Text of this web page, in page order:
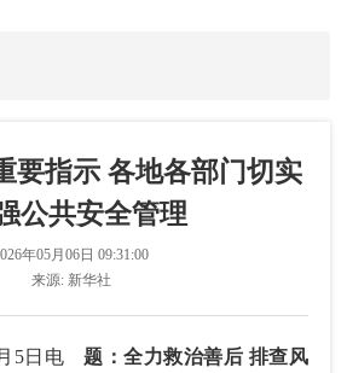
要指示 各地各部门切实
公共安全管理
年05月06日 09:31:00
来源: 新华社
5日电 题：全力救治善后 排查风